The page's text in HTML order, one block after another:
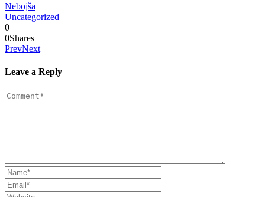
Nebojša
Uncategorized
0
0Shares
PrevNext
Leave a Reply